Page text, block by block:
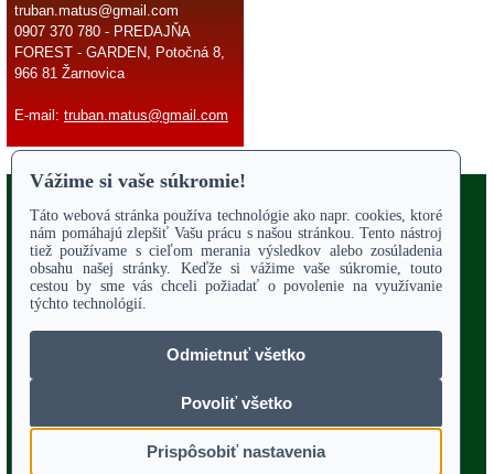
truban.matus@gmail.com
0907 370 780 - PREDAJŇA
FOREST - GARDEN, Potočná 8,
966 81 Žarnovica
E-mail: truban.matus@gmail.com
Copyright 2017 Odstúpiť od zmluvy
ÚVODNÁ STRANA
Online parts katalógy
O NÁS
SERVIS
Služby - záhrada
OBCHODNÉ PODMIENKY
REKLAMAČNÝ PORIADOK
VZOROVÝ FORMULÁR ODSTÚPENIA OD ZMLUVY
TECHNICKÉ VÝKRESY